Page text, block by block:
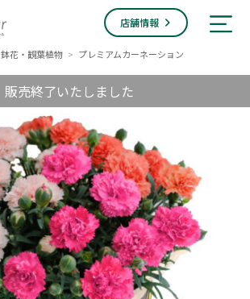
店舗情報
鉢花・観葉植物 > プレミアムカーネーション
販売終了いたしました